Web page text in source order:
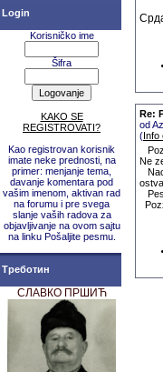
Login
Korisničko ime
Šifra
KAKO SE
REGISTROVATI?
Kao registrovan korisnik
imate neke prednosti, na
primer: menjanje tema,
davanje komentara pod
vašim imenom, aktivan rad
na forumu i pre svega
slanje vaših radova za
objavljivanje na ovom sajtu
na linku Pošaljite pesmu.
Треботин
СЛАВКО ПРШИЋ
Re:
od
(Info
Ne